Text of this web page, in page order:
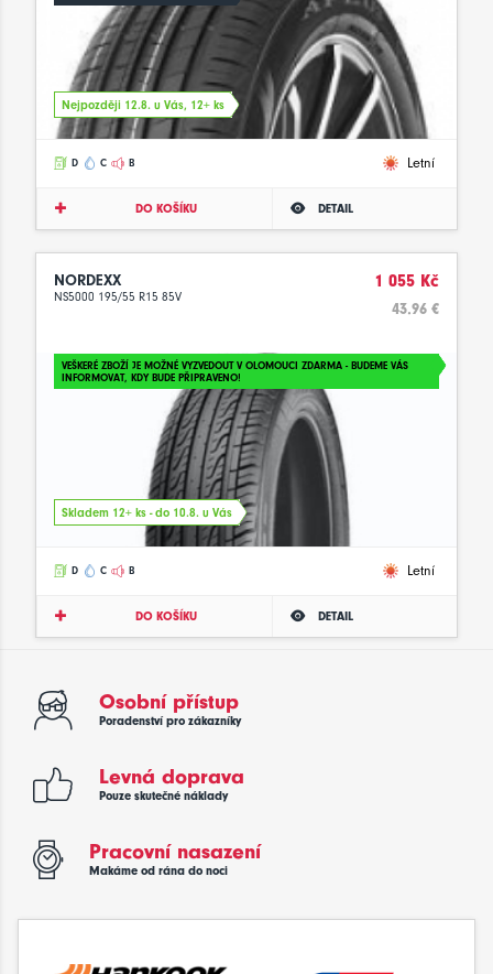
Nejpozději 12.8. u Vás, 12+ ks
D C B Letní
DO KOŠÍKU DETAIL
NORDEXX
NS5000 195/55 R15 85V
1 055 Kč
43.96 €
VEŠKERÉ ZBOŽÍ JE MOŽNÉ VYZVEDOUT V OLOMOUCI ZDARMA - BUDEME VÁS
INFORMOVAT, KDY BUDE PŘIPRAVENO!
Skladem 12+ ks - do 10.8. u Vás
D C B Letní
DO KOŠÍKU DETAIL
Osobní přístup
Poradenství pro zákazníky
Levná doprava
Pouze skutečné náklady
Pracovní nasazení
Makáme od rána do noci